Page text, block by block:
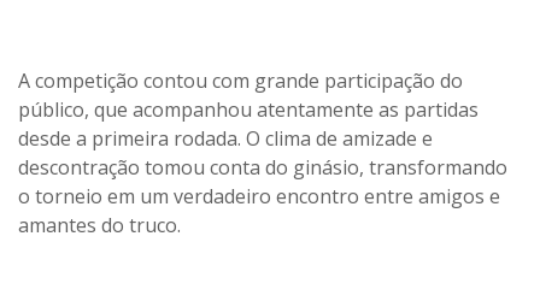
A competição contou com grande participação do
público, que acompanhou atentamente as partidas
desde a primeira rodada. O clima de amizade e
descontração tomou conta do ginásio, transformando
o torneio em um verdadeiro encontro entre amigos e
amantes do truco.